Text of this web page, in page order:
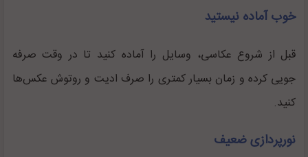
خوب آماده نیستید
قبل از شروع عکاسی، وسایل را آماده کنید تا در وقت صرفه
جویی کرده و زمان بسیار کمتری را صرف ادیت و روتوش عکس‌ها
کنید.
نورپردازی ضعیف